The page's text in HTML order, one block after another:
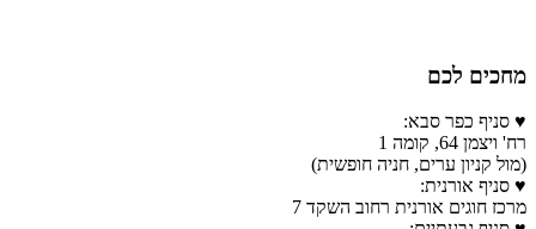
מחכים לכם
♥ סניף כפר סבא:
רח' ויצמן 64, קומה 1
(מול קניון ערים, חניה חופשית)
♥ סניף אורנית:
מרכז חוגים אורנית רחוב השקד 7